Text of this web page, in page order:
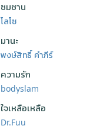
ซมซาน
โลโซ
มานะ
พงษ์สิทธิ์ คำภีร์
ความรัก
bodyslam
ใจเหลือเหลือ
Dr.Fuu